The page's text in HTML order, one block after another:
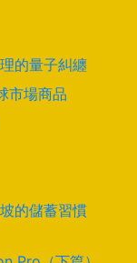
的量子糾纏
市場商品
的儲蓄習慣